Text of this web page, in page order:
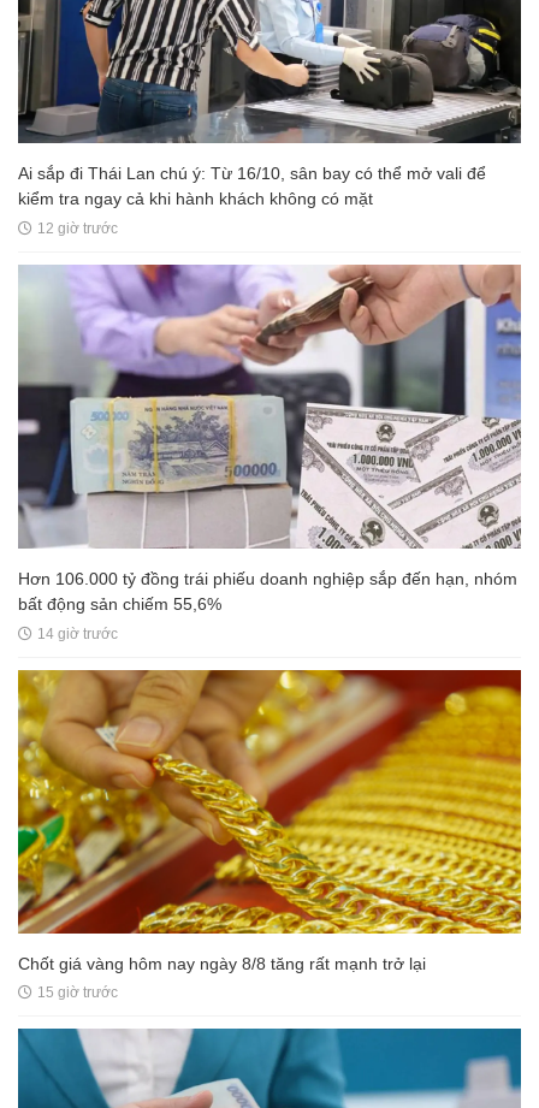
Ai sắp đi Thái Lan chú ý: Từ 16/10, sân bay có thể mở vali để
kiểm tra ngay cả khi hành khách không có mặt
12 giờ trước
Hơn 106.000 tỷ đồng trái phiếu doanh nghiệp sắp đến hạn, nhóm
bất động sản chiếm 55,6%
14 giờ trước
Chốt giá vàng hôm nay ngày 8/8 tăng rất mạnh trở lại
15 giờ trước